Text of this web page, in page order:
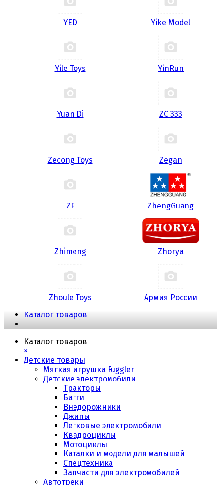
YED Yike Model
Yile Toys YinRun
Yuan Di ZC 333
Zecong Toys Zegan
ZF ZhengGuang
Zhimeng Zhorya
Zhoule Toys
Армия России
Каталог товаров
Каталог товаров
×
Детские товары
Мягкая игрушка Fuggler
Детские электромобили
Тракторы
Багги
Внедорожники
Джипы
Легковые электромобили
Квадроциклы
Мотоциклы
Каталки и модели для малышей
Спецтехника
Запчасти для электромобилей
Автотреки